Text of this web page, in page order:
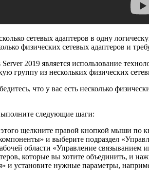
сетевых адаптеров в одну
физических сетевых адаптеров и
2019 является использование
группу из нескольких физических
что у вас есть несколько
следующие шаги:
щелкните правой кнопкой мыши по
и выберите подраздел
области «Управление связыванием
которые вы хотите объединить, и
и установите нужные параметры,